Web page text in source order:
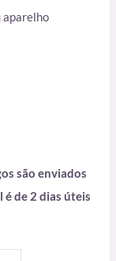
aparelho
são enviados
de 2 dias úteis